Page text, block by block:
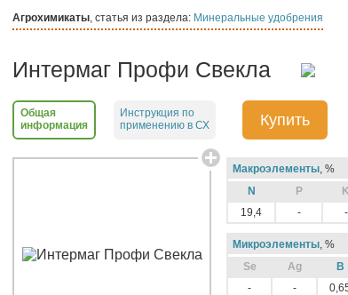
Агрохимикаты, статья из раздела: Минеральные удобрения
Интермаг Профи Свекла
Общая
информация
Инструкция по
применению в СХ
Купить
Макроэлементы, %
N
P K
19,4
- -
Микроэлементы, %
Sе
Ag B
-
-